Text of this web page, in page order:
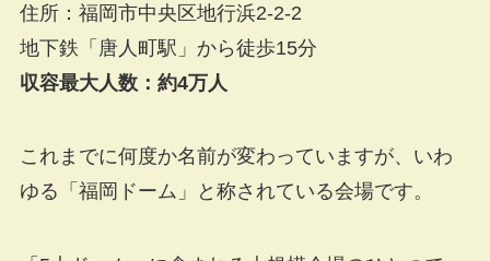
住所：福岡市中央区地行浜2-2-2
地下鉄「唐人町駅」から徒歩15分
収容最大人数：約4万人
これまでに何度か名前が変わっていますが、いわ
ゆる「福岡ドーム」と称されている会場です。